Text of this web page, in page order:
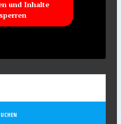
und Inhalte